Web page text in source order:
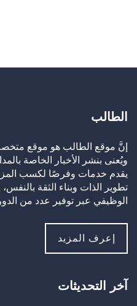
الطالب
إنَّ موقع الطالب هو موقع متخصص
ويُعنى بنشر الأخبار الخاصة
يقدم خدمات وفرصًا لكسب
تطوير الذات وبناء الثقة
الوظيفي عبر توفير عدد من
إعرف المزيد
آخر التحديثات